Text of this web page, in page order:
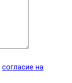
согласие на